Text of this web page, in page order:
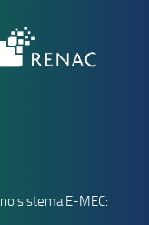
sistema E-MEC: